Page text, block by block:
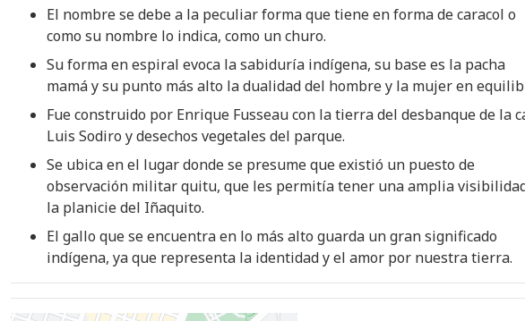
El nombre se debe a la peculiar forma que tiene en forma de caracol o
como su nombre lo indica, como un churo.
Su forma en espiral evoca la sabiduría indígena, su base es la pacha
mamá y su punto más alto la dualidad del hombre y la mujer en
Fue construido por Enrique Fusseau con la tierra del desbanque de la
Luis Sodiro y desechos vegetales del parque.
Se ubica en el lugar donde se presume que existió un puesto de
observación militar quitu, que les permitía tener una amplia
la planicie del Iñaquito.
El gallo que se encuentra en lo más alto guarda un gran significado
indígena, ya que representa la identidad y el amor por nuestra tierra.